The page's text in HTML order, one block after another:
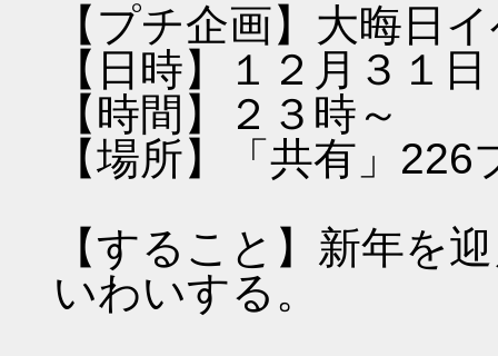
【プチ企画】大晦日
【日時】１２月３１日
【時間】２３時～
【場所】「共有」226
【すること】新年を
いわいする。